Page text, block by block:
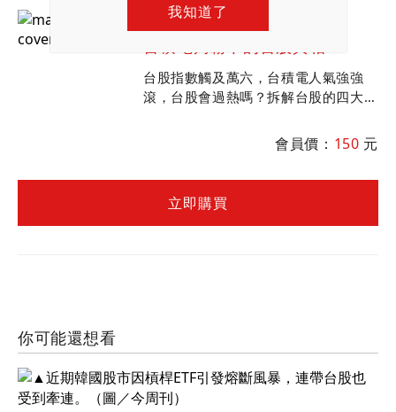
我知道了
財訊 625 期
台股指數觸及萬六，台積電人氣強強
滾，台股會過熱嗎？拆解台股的四大面
價，一起來為台股健診把把脈，同時挖
會員價： 150 元
立即購買
你可能還想看